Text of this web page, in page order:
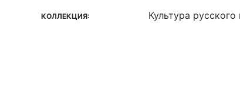
КОЛЛЕКЦИЯ: Культура русского